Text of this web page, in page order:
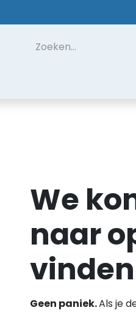
Fout
We
naar
Geen paniek.Als je